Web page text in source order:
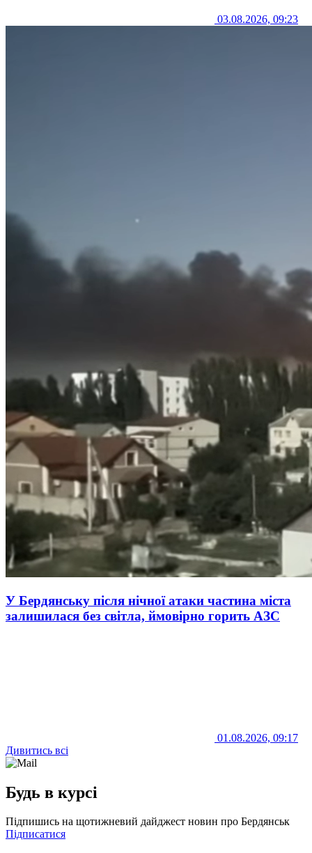
03.08.2026, 09:23
У Бердянську після нічної атаки частина міста
залишилася без світла, ймовірно горить АЗС
01.08.2026, 09:17
Дивитись всі
Будь в курсі
Підпишись на щотижневий дайджест новин про Бердянськ
Підписатися